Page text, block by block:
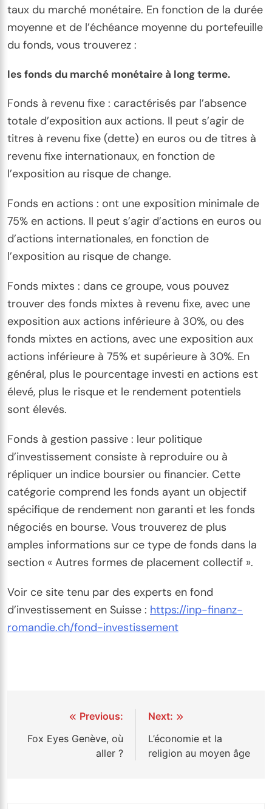
taux du marché monétaire. En fonction de la durée
moyenne et de l’échéance moyenne du portefeuille
du fonds, vous trouverez :
les fonds du marché monétaire à long terme.
Fonds à revenu fixe : caractérisés par l’absence
totale d’exposition aux actions. Il peut s’agir de
titres à revenu fixe (dette) en euros ou de titres à
revenu fixe internationaux, en fonction de
l’exposition au risque de change.
Fonds en actions : ont une exposition minimale de
75% en actions. Il peut s’agir d’actions en euros ou
d’actions internationales, en fonction de
l’exposition au risque de change.
Fonds mixtes : dans ce groupe, vous pouvez
trouver des fonds mixtes à revenu fixe, avec une
exposition aux actions inférieure à 30%, ou des
fonds mixtes en actions, avec une exposition aux
actions inférieure à 75% et supérieure à 30%. En
général, plus le pourcentage investi en actions est
élevé, plus le risque et le rendement potentiels
sont élevés.
Fonds à gestion passive : leur politique
d’investissement consiste à reproduire ou à
répliquer un indice boursier ou financier. Cette
catégorie comprend les fonds ayant un objectif
spécifique de rendement non garanti et les fonds
négociés en bourse. Vous trouverez de plus
amples informations sur ce type de fonds dans la
section « Autres formes de placement collectif ».
Voir ce site tenu par des experts en fond
d’investissement en Suisse : https://inp-finanz-
romandie.ch/fond-investissement
Navigation
de
Previous:
Fox Eyes Genève, où
aller ?
Next:
L’économie et la
religion au moyen âge